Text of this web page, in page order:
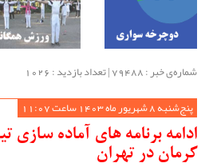
شماره‌ی خبر : ‌79488 | تعداد بازدید : 1026
پنج‌شنبه 8 شهریور ماه 1403 ساعت 11:07
ادامه برنامه های آماده سازی
کرمان در تهران